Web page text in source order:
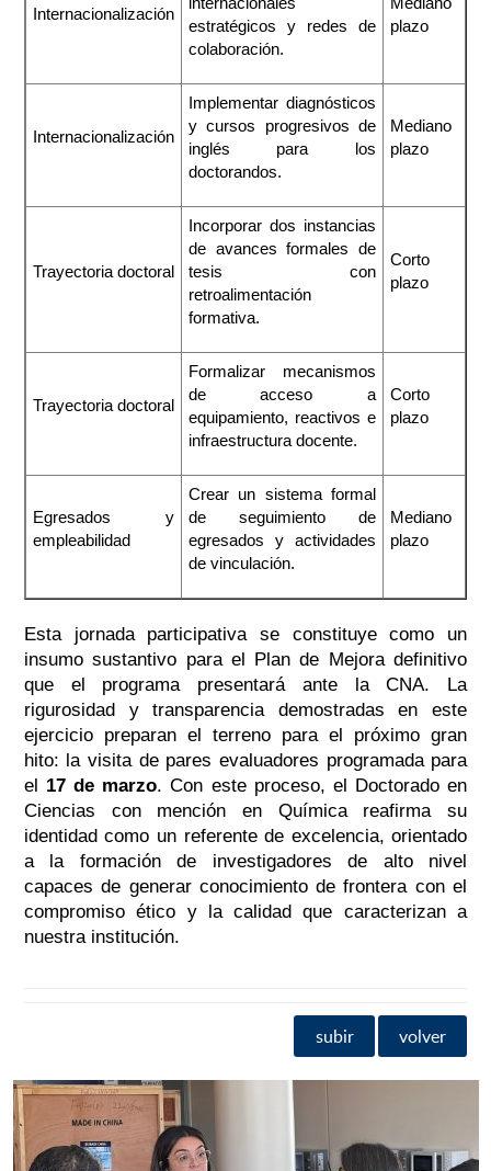
Internacionalización
estratégicos y redes de
colaboración.
plazo
Internacionalización
Implementar diagnósticos
y cursos progresivos de
inglés para los
doctorandos.
Mediano
plazo
Trayectoria doctoral
Incorporar dos instancias
de avances formales de
tesis con
retroalimentación
formativa.
Corto
plazo
Trayectoria doctoral
Formalizar mecanismos
de acceso a
equipamiento, reactivos e
infraestructura docente.
Corto
plazo
Egresados y
empleabilidad
Crear un sistema formal
de seguimiento de
egresados y actividades
de vinculación.
Mediano
plazo
Esta jornada participativa se constituye como un
insumo sustantivo para el Plan de Mejora definitivo
que el programa presentará ante la CNA. La
rigurosidad y transparencia demostradas en este
ejercicio preparan el terreno para el próximo gran
hito: la visita de pares evaluadores programada para
el 17 de marzo. Con este proceso, el Doctorado en
Ciencias con mención en Química reafirma su
identidad como un referente de excelencia, orientado
a la formación de investigadores de alto nivel
capaces de generar conocimiento de frontera con el
compromiso ético y la calidad que caracterizan a
nuestra institución.
subir volver